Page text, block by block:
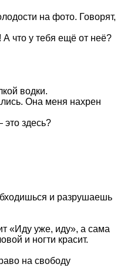
на фото. Говорят,
что у тебя ещё от неё?
водки.
Она меня нахрен
здесь?
и разрушаешь
«Иду уже, иду», а сама
и ногти красит.
на свободу